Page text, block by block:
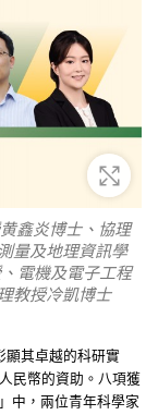
放大
鑫炎博士、協理
量及地理資訊學
電機及電子工程
教授冷凱博士
顯其卓越的科研實
民幣的資助。⼋項獲
中，兩位⻘年科學家